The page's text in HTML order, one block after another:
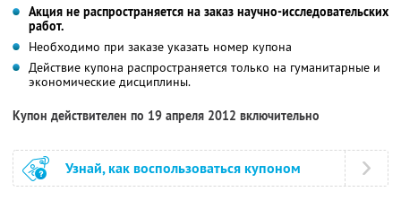
Акция не распространяется на заказ научно-исследовательских
работ.
Необходимо при заказе указать номер купона
Действие купона распространяется только на гуманитарные и
экономические дисциплины.
Купон действителен по 19 апреля 2012 включительно
Узнай, как воспользоваться купоном